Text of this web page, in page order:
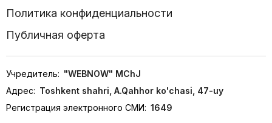
Политика конфиденциальности
Публичная оферта
Учредитель: "WEBNOW" MChJ
Адрес: Toshkent shahri, A.Qahhor ko'chasi, 47-uy
Регистрация электронного СМИ: 1649